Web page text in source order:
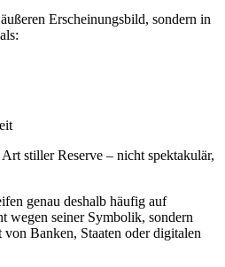
Erscheinungsbild, sondern in
stiller Reserve – nicht spektakulär,
genau deshalb häufig auf
wegen seiner Symbolik, sondern
Banken, Staaten oder digitalen